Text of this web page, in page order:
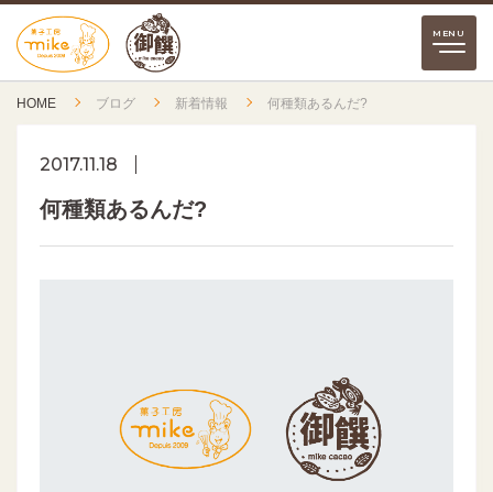
HOME ブログ 新着情報 何種類あるんだ?
2017.11.18
何種類あるんだ?